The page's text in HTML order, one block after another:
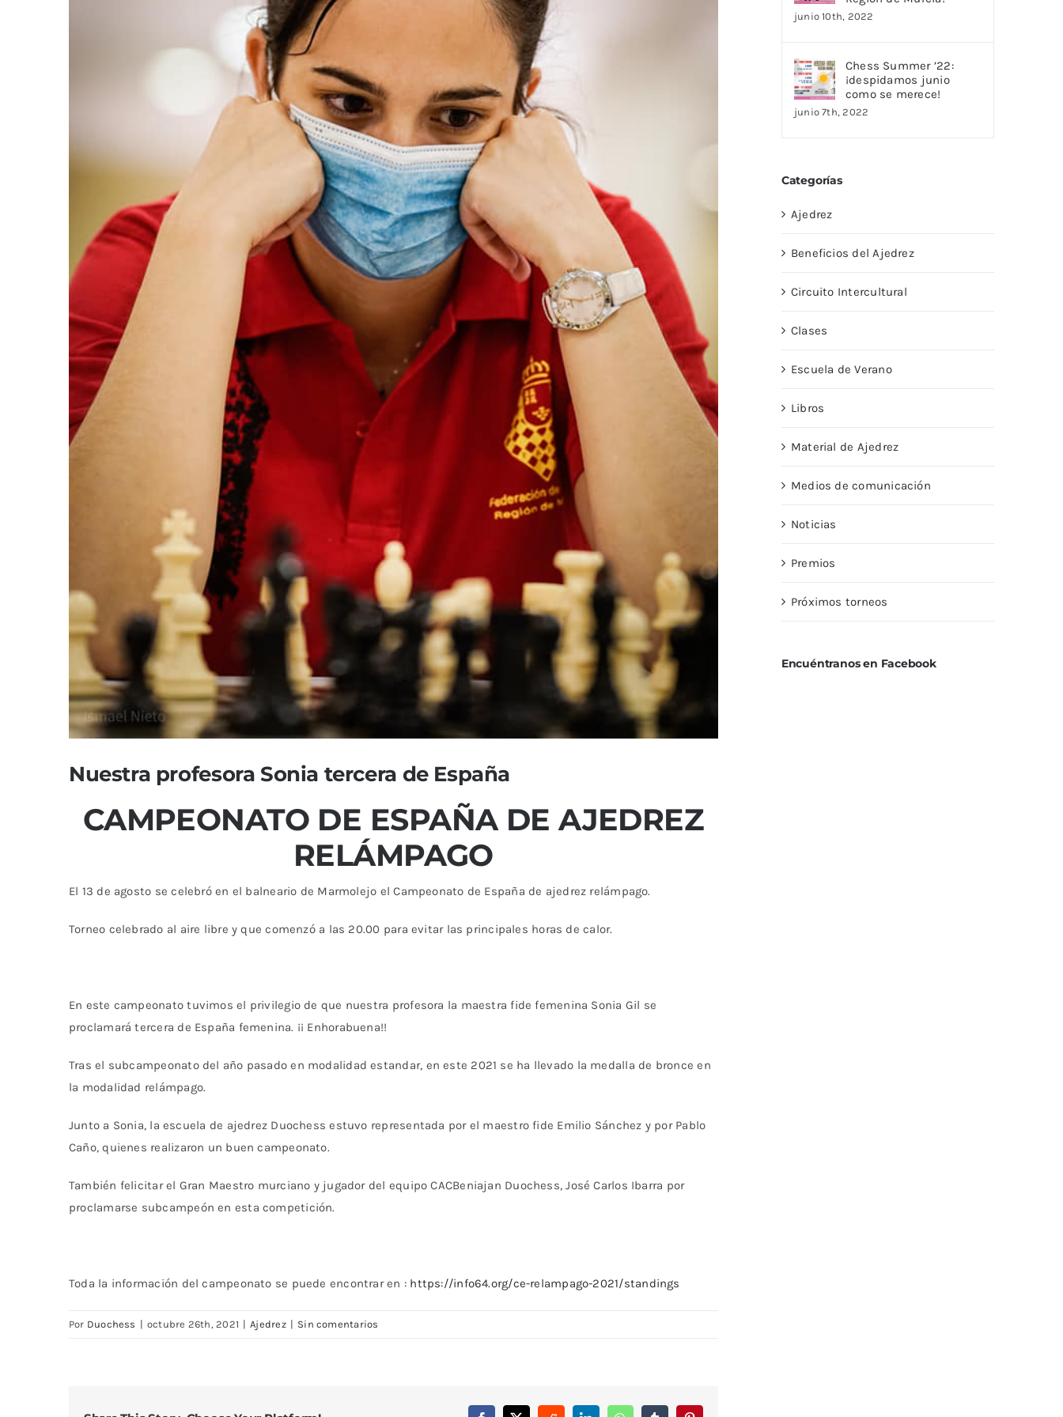
Nuestra profesora Sonia tercera de España
CAMPEONATO DE ESPAÑA DE AJEDREZ
RELÁMPAGO
El 13 de agosto se celebró en el balneario de Marmolejo el Campeonato de España de ajedrez relámpago.
Torneo celebrado al aire libre y que comenzó a las 20.00 para evitar las principales horas de calor.
En este campeonato tuvimos el privilegio de que nuestra profesora la maestra fide femenina Sonia Gil se
proclamará tercera de España femenina. ¡¡ Enhorabuena!!
Tras el subcampeonato del año pasado en modalidad estandar, en este 2021 se ha llevado la medalla de bronce en
la modalidad relámpago.
Junto a Sonia, la escuela de ajedrez Duochess estuvo representada por el maestro fide Emilio Sánchez y por Pablo
Caño, quienes realizaron un buen campeonato.
También felicitar el Gran Maestro murciano y jugador del equipo CACBeniajan Duochess, José Carlos Ibarra por
proclamarse subcampeón en esta competición.
Toda la información del campeonato se puede encontrar en : https://info64.org/ce-relampago-2021/standings
Por Duochess | octubre 26th, 2021 | Ajedrez | Sin comentarios
junio 10th, 2022
Chess Summer ’22:
¡despidamos junio
como se merece!
junio 7th, 2022
Categorías
Ajedrez
Beneficios del Ajedrez
Circuito Intercultural
Clases
Escuela de Verano
Libros
Material de Ajedrez
Medios de comunicación
Noticias
Premios
Próximos torneos
Encuéntranos en Facebook